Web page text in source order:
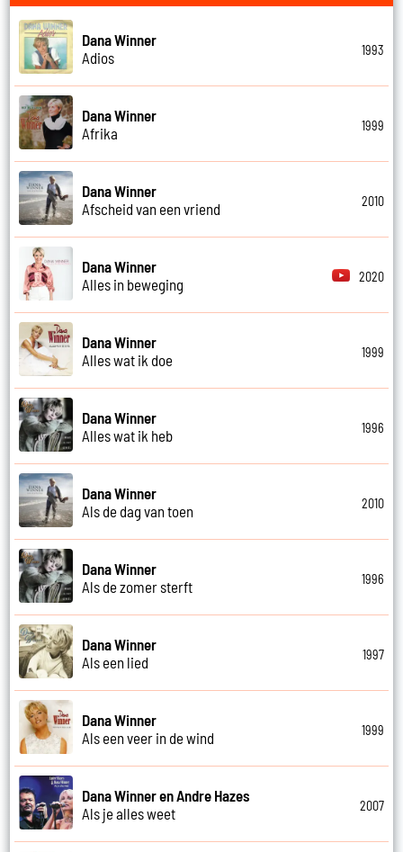
Dana Winner
Adios
1993
Dana Winner
Afrika
1999
Dana Winner
Afscheid van een vriend
2010
Dana Winner
Alles in beweging
2020
Dana Winner
Alles wat ik doe
1999
Dana Winner
Alles wat ik heb
1996
Dana Winner
Als de dag van toen
2010
Dana Winner
Als de zomer sterft
1996
Dana Winner
Als een lied
1997
Dana Winner
Als een veer in de wind
1999
Dana Winner en Andre Hazes
Als je alles weet
2007